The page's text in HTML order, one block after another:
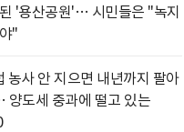
'용산공원'… 시민들은 "녹지
"
농사 안 지으면 내년까지 팔아
도세 중과에 떨고 있는